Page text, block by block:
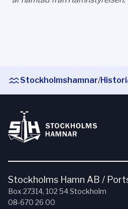
Stockholmshamnar/
Stockholms Hamn AB /
Box 27314, 102 54 Stockholm
08-670 26 00